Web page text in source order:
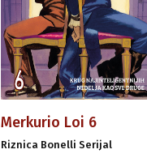
Merkurio Loi 6
Riznica Bonelli Serijal